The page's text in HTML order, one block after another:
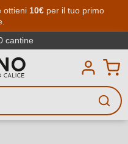
al contenuto principale
10€per il tuo primo
cantine
del vino,